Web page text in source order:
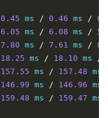
0.45 ms / 0.46 ms /
6.05 ms / 6.08 ms /
7.80 ms / 7.61 ms /
18.25 ms / 18.10 ms /
157.55 ms / 157.48 ms
146.99 ms / 146.96 ms
159.48 ms / 159.47 ms